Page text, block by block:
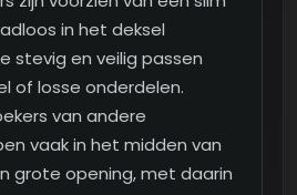
in het deksel
stevig en veilig passen
of losse onderdelen.
van andere
vaak in het midden van
grote opening, met daarin